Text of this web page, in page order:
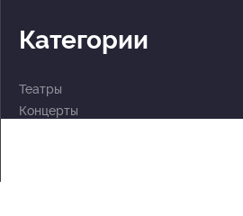
Категории
Театры
Концерты